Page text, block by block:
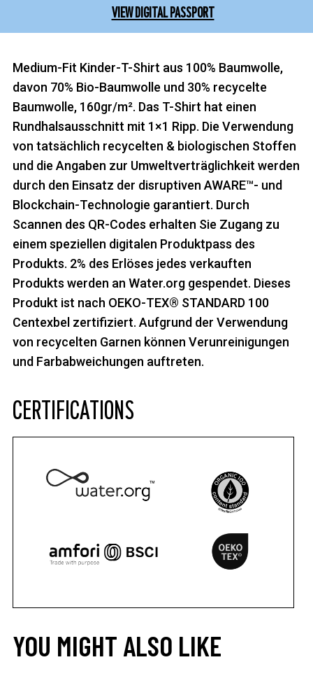
VIEW DIGITAL PASSPORT
Medium-Fit Kinder-T-Shirt aus 100% Baumwolle,
davon 70% Bio-Baumwolle und 30% recycelte
Baumwolle, 160gr/m². Das T-Shirt hat einen
Rundhalsausschnitt mit 1×1 Ripp. Die Verwendung
von tatsächlich recycelten & biologischen Stoffen
und die Angaben zur Umweltverträglichkeit werden
durch den Einsatz der disruptiven AWARE™- und
Blockchain-Technologie garantiert. Durch
Scannen des QR-Codes erhalten Sie Zugang zu
einem speziellen digitalen Produktpass des
Produkts. 2% des Erlöses jedes verkauften
Produkts werden an Water.org gespendet. Dieses
Produkt ist nach OEKO-TEX® STANDARD 100
Centexbel zertifiziert. Aufgrund der Verwendung
von recycelten Garnen können Verunreinigungen
und Farbabweichungen auftreten.
CERTIFICATIONS
YOU MIGHT ALSO LIKE